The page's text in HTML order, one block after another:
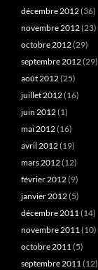
décembre 2012(36)
novembre 2012(23)
octobre 2012(29)
septembre 2012(29)
août 2012(25)
juillet 2012(16)
juin 2012(1)
mai 2012(16)
avril 2012(19)
mars 2012(12)
février 2012(9)
janvier 2012(5)
décembre 2011(14)
novembre 2011(10)
octobre 2011(5)
septembre 2011(12)